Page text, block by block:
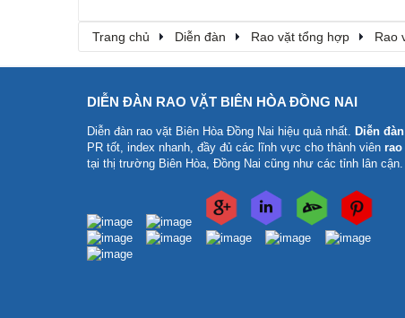
Trang chủ Diễn đàn Rao vặt tổng hợp Rao
DIỄN ĐÀN RAO VẶT BIÊN HÒA ĐỒNG NAI
Diễn đàn rao vặt Biên Hòa Đồng Nai hiệu quả nhất. Diễn đàn
PR tốt, index nhanh, đầy đủ các lĩnh vực cho thành viên rao
tại thị trường Biên Hòa, Đồng Nai cũng như các tỉnh lân cận.